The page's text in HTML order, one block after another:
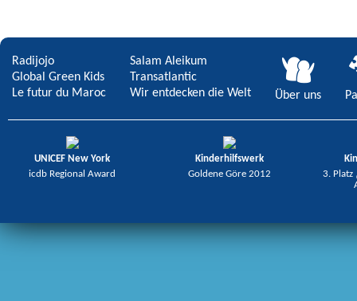
Radijojo
Global Green Kids
Le futur du Maroc
Salam Aleikum
Transatlantic
Wir entdecken die Welt
Über uns
UNICEF New York
icdb Regional Award
Kinderhilfswerk
Goldene Göre 2012
3. Platz